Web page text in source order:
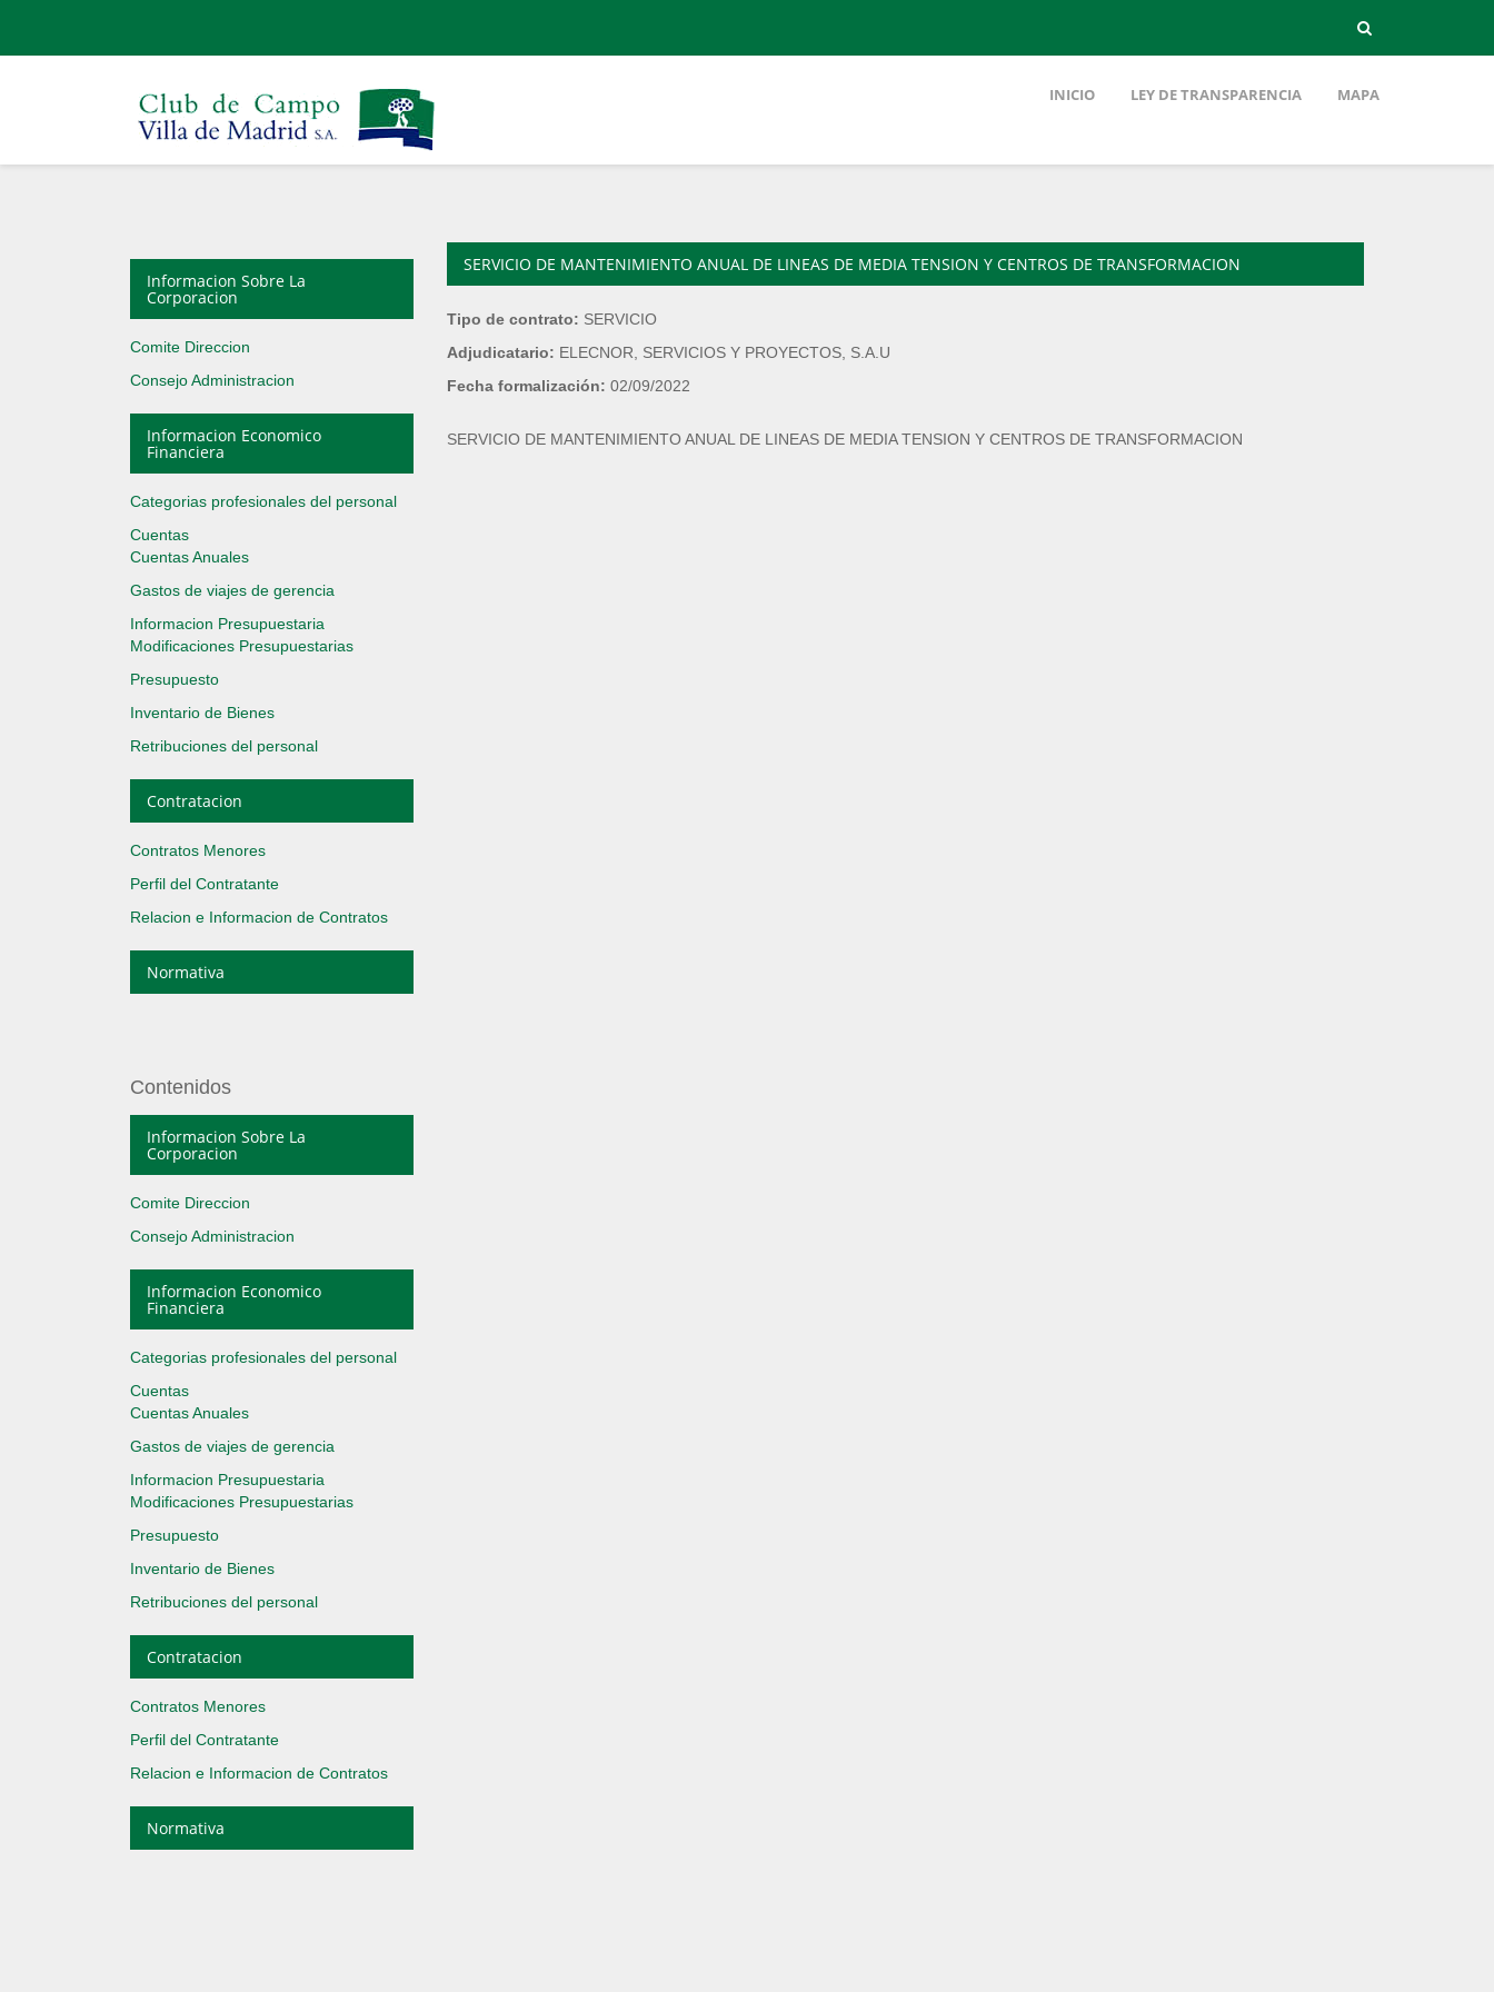
INICIO LEY DE TRANSPARENCIA MAPA
Informacion Sobre La
Corporacion
Comite Direccion
Consejo Administracion
Informacion Economico
Financiera
Categorias profesionales del personal
Cuentas
Cuentas Anuales
Gastos de viajes de gerencia
Informacion Presupuestaria
Modificaciones Presupuestarias
Presupuesto
Inventario de Bienes
Retribuciones del personal
Contratacion
Contratos Menores
Perfil del Contratante
Relacion e Informacion de Contratos
Normativa
Contenidos
Informacion Sobre La
Corporacion
Comite Direccion
Consejo Administracion
Informacion Economico
Financiera
Categorias profesionales del personal
Cuentas
Cuentas Anuales
Gastos de viajes de gerencia
Informacion Presupuestaria
Modificaciones Presupuestarias
Presupuesto
Inventario de Bienes
Retribuciones del personal
Contratacion
Contratos Menores
Perfil del Contratante
Relacion e Informacion de Contratos
Normativa
SERVICIO DE MANTENIMIENTO ANUAL DE LINEAS DE MEDIA TENSION Y CENTROS DE TRANSFORMACION
Tipo de contrato: SERVICIO
Adjudicatario: ELECNOR, SERVICIOS Y PROYECTOS, S.A.U
Fecha formalización: 02/09/2022
SERVICIO DE MANTENIMIENTO ANUAL DE LINEAS DE MEDIA TENSION Y CENTROS DE TRANSFORMACION